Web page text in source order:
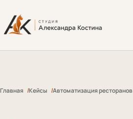
Главная Кейсы Автоматизация ресторанов